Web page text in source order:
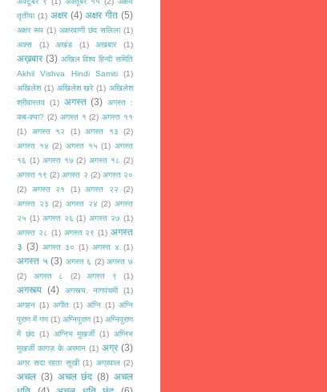
तृतीया (1) अक्षर (4) अक्षर गीत (5)
अक्षर रूप (1) अक्षरवाणी छंद सलिला (1)
अक्स
(1) अखंड (1) अखबार (1)
अख़बार (3) अखिल विश्व हिन्दी समिति
Akhil Vishva Hindi Samiti
(1)
अखिलेश (1) अखिलेश खरे (1) अखिलेश
श्रीवास्तव (1) अगस्त (3) अगस्त :
कब-क्या? (2) अगस्त १ (2) अगस्त ११
(1)
अगस्त १२ (1) अगस्त १३
(2)
अगस्त १४ (2) अगस्त १५ (1) अगस्त
१६ (1) अगस्त १७ (2) अगस्त १८ (2)
अगस्त १९ (2) अगस्त २ (2) अगस्त २०
(2)
अगस्त २१ (1) अगस्त २२
(2)
अगस्त २३ (2) अगस्त २४ (2) अगस्त
२५ (1) अगस्त २६ (1) अगस्त २७ (1)
अगस्त २८ (1) अगस्त २९ (1) अगस्त
३ (3) अगस्त ३० (1) अगस्त ४ (1)
अगस्त ५ (3) अगस्त ६ (2) अगस्त ७
(2)
अगस्त ८ (2) अगस्त ९ (1)
अगस्त्य (4) अगस्त्य. नागपंचमी
(1)
अगहन (1) अगीत (1) अग्नि (1) अग्नि
पुराण में गण (1) अग्निपुराण (1) अग्निपुराण
में छंद (1) अग्निभ मुखर्जी (1) अग्निभ
मुखर्जी कागज़ के अरमान (1) अग्र (3)
अग्र सदा रहता सुखी (1) अग्रवाल (2)
अचल (3) अचल छंद (8) अचल